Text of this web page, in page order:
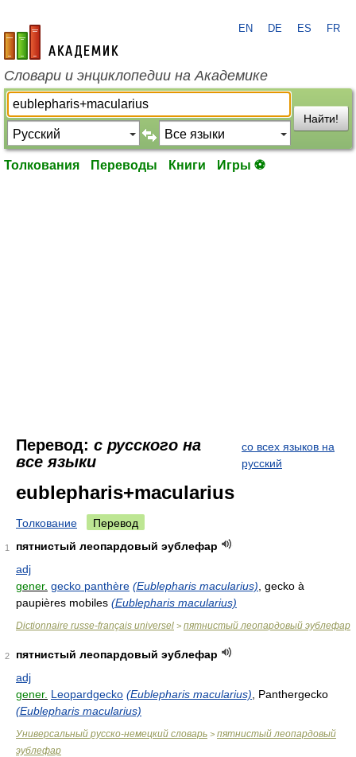
academic.ru
EN DE ES FR
Словари и энциклопедии на Академике
Найти!
Толкования Переводы Книги Игры ⚽
Перевод: с русского на
все языки
со всех языков на
русский
eublepharis+macularius
Толкование Перевод
1
пятнистый леопардовый эублефар
adj
gener. gecko panthère (Eublepharis macularius) , gecko à
paupières mobiles (Eublepharis macularius)
Dictionnaire russe-français universel > пятнистый леопардовый эублефар
2
пятнистый леопардовый эублефар
adj
gener. Leopardgecko (Eublepharis macularius) , Panthergecko
(Eublepharis macularius)
Универсальный русско-немецкий словарь > пятнистый леопардовый
эублефар